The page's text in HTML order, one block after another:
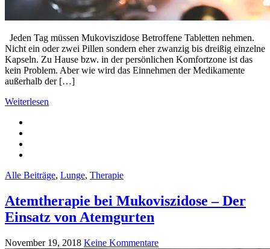
Jeden Tag müssen Mukoviszidose Betroffene Tabletten nehmen.
Nicht ein oder zwei Pillen sondern eher zwanzig bis dreißig einzelne
Kapseln. Zu Hause bzw. in der persönlichen Komfortzone ist das
kein Problem. Aber wie wird das Einnehmen der Medikamente
außerhalb der […]
Weiterlesen
Alle Beiträge, Lunge, Therapie
Atemtherapie bei Mukoviszidose – Der
Einsatz von Atemgurten
November 19, 2018 Keine Kommentare